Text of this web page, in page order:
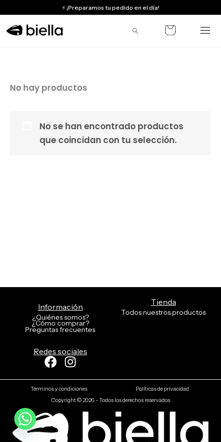
contenido
⚡ ¡Preparamos tu pedido en el día!
🔒 Compra segura
🎁 Obtené 10% OFF en tu primera compra
No hay productos
No se han encontrado productos
que coincidan con tu selección.
Información
¿Quiénes somos?
¿Cómo comprar?
Preguntas frecuentes
Redes sociales
Facebook
Instagram
Tienda
Todos nuestros productos
Términos y condiciones
Políticas de privacidad
Copyright © 2026 – Todos los derechos reservados